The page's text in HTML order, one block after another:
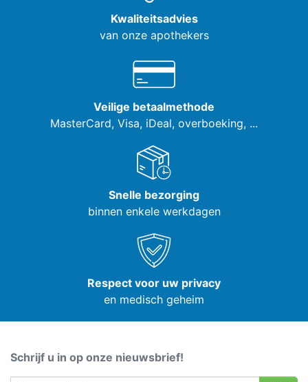
Kwaliteitsadvies
van onze apothekers
Veilige betaalmethode
MasterCard, Visa, iDeal, overboeking, ...
Snelle bezorging
binnen enkele werkdagen
Respect voor uw privacy
en medisch geheim
Schrijf u in op onze nieuwsbrief!